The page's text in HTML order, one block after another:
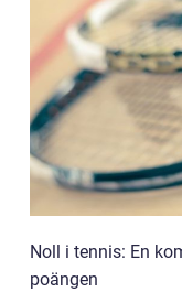
Noll i tennis: En
poängen